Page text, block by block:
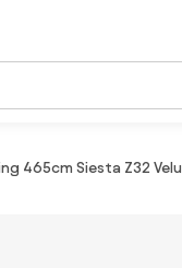
465cm Siesta Z32